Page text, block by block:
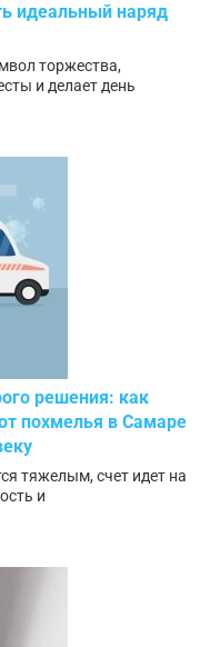
идеальный наряд
торжества,
и делает день
решения: как
похмелья в Самаре
тяжелым, счет идет на
и